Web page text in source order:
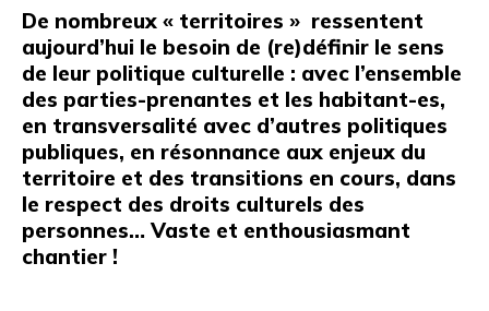
De nombreux « territoires » ressentent
aujourd’hui le besoin de (re)définir le sens
de leur politique culturelle : avec l’ensemble
des parties-prenantes et les habitant-es,
en transversalité avec d’autres politiques
publiques, en résonnance aux enjeux du
territoire et des transitions en cours, dans
le respect des droits culturels des
personnes… Vaste et enthousiasmant
chantier !